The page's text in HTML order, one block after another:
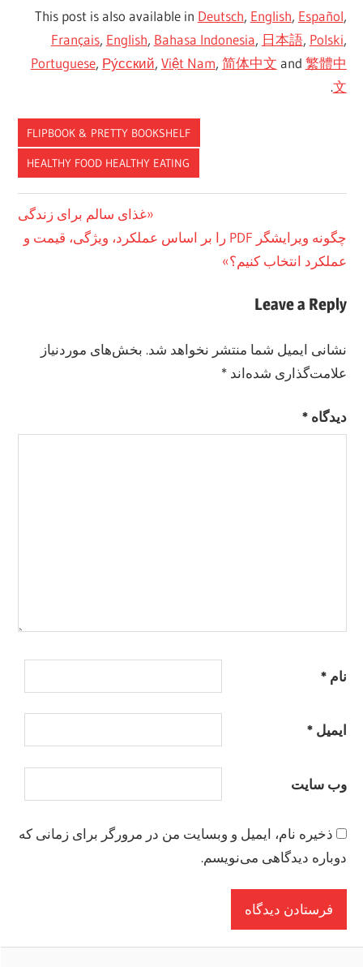
This post is also available in Deutsch, English, Español,
Français, English, Bahasa Indonesia, 日本語, Polski,
Portuguese, Ру́сский, Việt Nam, 简体中文 and 繁體中
文
.
FLIPBOOK & PRETTY BOOKSHELF
HEALTHY FOOD HEALTHY EATING
نوشته
Previous
Post:
غذای سالم برای زندگی
Next
Post:
چگونه ویرایشگر PDF را بر اساس عملکرد، ویژگی، قیمت و
عملکرد انتخاب کنیم؟
Leave a Reply
نشانی ایمیل شما منتشر نخواهد شد. بخش‌های موردنیاز
علامت‌گذاری شده‌اند*
دیدگاه*
نام*
ایمیل*
وب‌ سایت
ذخیره نام، ایمیل و وبسایت من در مرورگر برای زمانی که
دوباره دیدگاهی می‌نویسم.